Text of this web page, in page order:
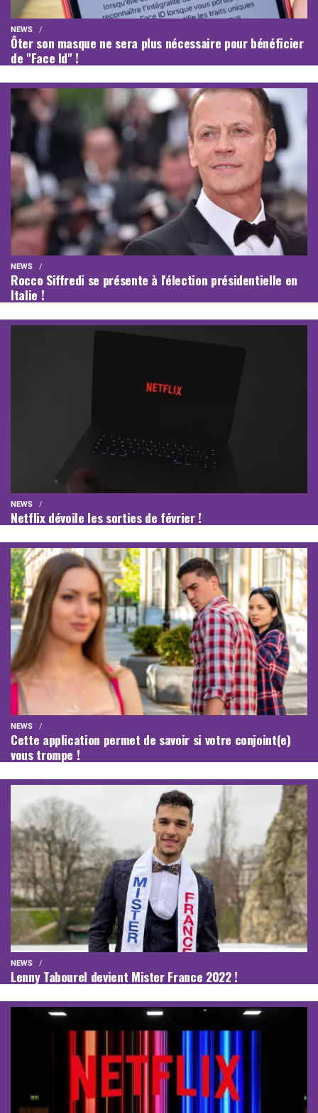
NEWS
Ôter son masque ne sera plus nécessaire pour bénéficier
de "Face Id" !
NEWS
Rocco Siffredi se présente à l'élection présidentielle en
Italie !
NEWS
Netflix dévoile les sorties de février !
NEWS
Cette application permet de savoir si votre conjoint(e)
vous trompe !
NEWS
Lenny Tabourel devient Mister France 2022 !